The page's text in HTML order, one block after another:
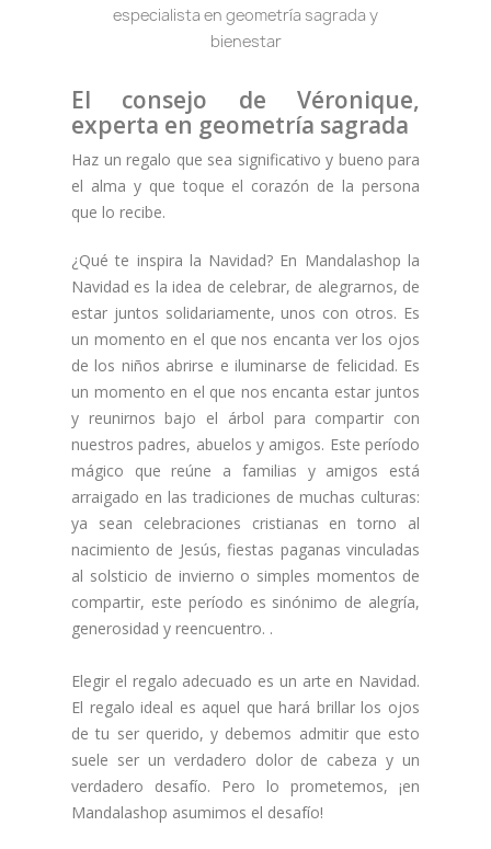
El consejo de Véronique,
experta en geometría sagrada
Haz un regalo que sea significativo y bueno para
el alma y que toque el corazón de la persona
que lo recibe.
¿Qué te inspira la Navidad? En Mandalashop la
Navidad es la idea de celebrar, de alegrarnos, de
estar juntos solidariamente, unos con otros. Es
un momento en el que nos encanta ver los ojos
de los niños abrirse e iluminarse de felicidad. Es
un momento en el que nos encanta estar juntos
y reunirnos bajo el árbol para compartir con
nuestros padres, abuelos y amigos. Este período
mágico que reúne a familias y amigos está
arraigado en las tradiciones de muchas culturas:
ya sean celebraciones cristianas en torno al
nacimiento de Jesús, fiestas paganas vinculadas
al solsticio de invierno o simples momentos de
compartir, este período es sinónimo de alegría,
generosidad y reencuentro. .
Elegir el regalo adecuado es un arte en Navidad.
El regalo ideal es aquel que hará brillar los ojos
de tu ser querido, y debemos admitir que esto
suele ser un verdadero dolor de cabeza y un
verdadero desafío. Pero lo prometemos, ¡en
Mandalashop asumimos el desafío!